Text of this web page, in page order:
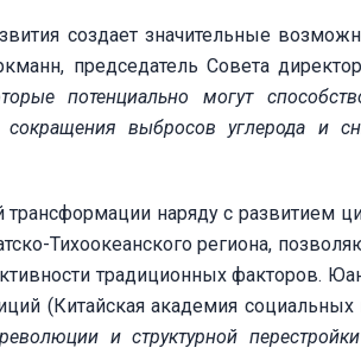
создает значительные
председатель Совета
потенциально могут
сокращения выбросов углерода и
наряду с развитием
Тихоокеанского региона,
традиционных факторов.
(Китайская академия
и структурной